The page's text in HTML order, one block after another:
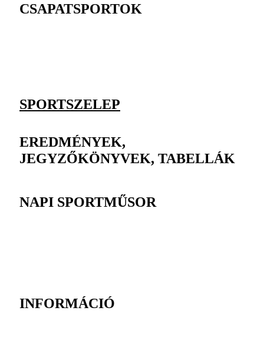
CSAPATSPORTOK
SPORTSZELEP
EREDMÉNYEK,
JEGYZŐKÖNYVEK, TABELLÁK
NAPI SPORTMŰSOR
INFORMÁCIÓ